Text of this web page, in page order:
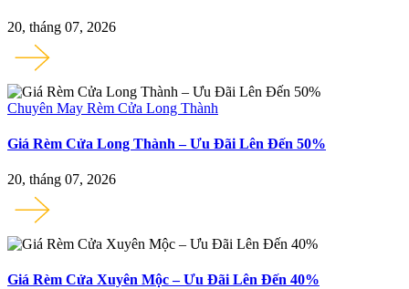
20, tháng 07, 2026
Chuyên May Rèm Cửa Long Thành
Giá Rèm Cửa Long Thành – Ưu Đãi Lên Đến 50%
20, tháng 07, 2026
Giá Rèm Cửa Xuyên Mộc – Ưu Đãi Lên Đến 40%